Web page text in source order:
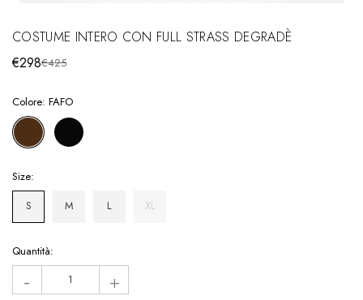
COSTUME INTERO CON FULL STRASS DEGRADÈ
€298€425
Colore: FAFO
Size:
S
M L XL
Hurry!
Only
left
Quantità:
- +